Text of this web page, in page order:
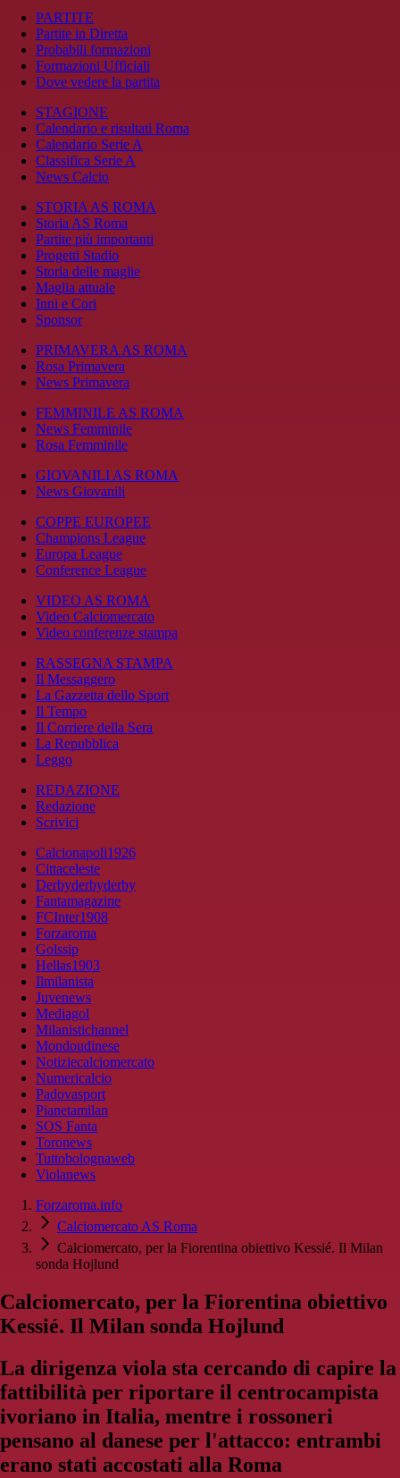
PARTITE
Partite in Diretta
Probabili formazioni
Formazioni Ufficiali
Dove vedere la partita
STAGIONE
Calendario e risultati Roma
Calendario Serie A
Classifica Serie A
News Calcio
STORIA AS ROMA
Storia AS Roma
Partite più importanti
Progetti Stadio
Storia delle maglie
Maglia attuale
Inni e Cori
Sponsor
PRIMAVERA AS ROMA
Rosa Primavera
News Primavera
FEMMINILE AS ROMA
News Femminile
Rosa Femminile
GIOVANILI AS ROMA
News Giovanili
COPPE EUROPEE
Champions League
Europa League
Conference League
VIDEO AS ROMA
Video Calciomercato
Video conferenze stampa
RASSEGNA STAMPA
Il Messaggero
La Gazzetta dello Sport
Il Tempo
Il Corriere della Sera
La Repubblica
Leggo
REDAZIONE
Redazione
Scrivici
Calcionapoli1926
Cittaceleste
Derbyderbyderby
Fantamagazine
FCInter1908
Forzaroma
Golssip
Hellas1903
Ilmilanista
Juvenews
Mediagol
Milanistichannel
Mondoudinese
Notiziecalciomercato
Numericalcio
Padovasport
Pianetamilan
SOS Fanta
Toronews
Tuttobolognaweb
Violanews
Forzaroma.info
Calciomercato AS Roma
Calciomercato, per la Fiorentina obiettivo Kessié. Il Milan
sonda Hojlund
Calciomercato, per la Fiorentina obiettivo
Kessié. Il Milan sonda Hojlund
La dirigenza viola sta cercando di capire la
fattibilità per riportare il centrocampista
ivoriano in Italia, mentre i rossoneri
pensano al danese per l'attacco: entrambi
erano stati accostati alla Roma